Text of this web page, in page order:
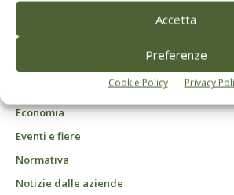
Accetta
Preferenze
Cookie Policy Privacy
registrata presso il tribunale di Bologna n. 6776 del
ROC "Poste italiane Spa - sped. A.P. - DL 353/2003
DCB Milano" Roc n. 24344 del 11 marzo 2014
Agrofarmaci – Difesa
Economia
Eventi e fiere
Normativa
Notizie dalle aziende